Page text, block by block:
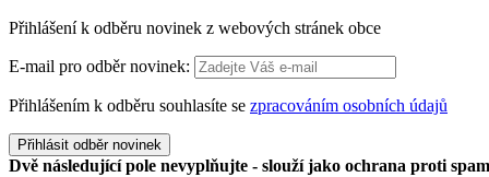
Přihlášení k odběru novinek z webových stránek obce
E-mail pro odběr novinek:
Přihlášením k odběru souhlasíte se zpracováním osobních údajů
Přihlásit odběr novinek
Dvě následující pole nevyplňujte - slouží jako ochrana proti